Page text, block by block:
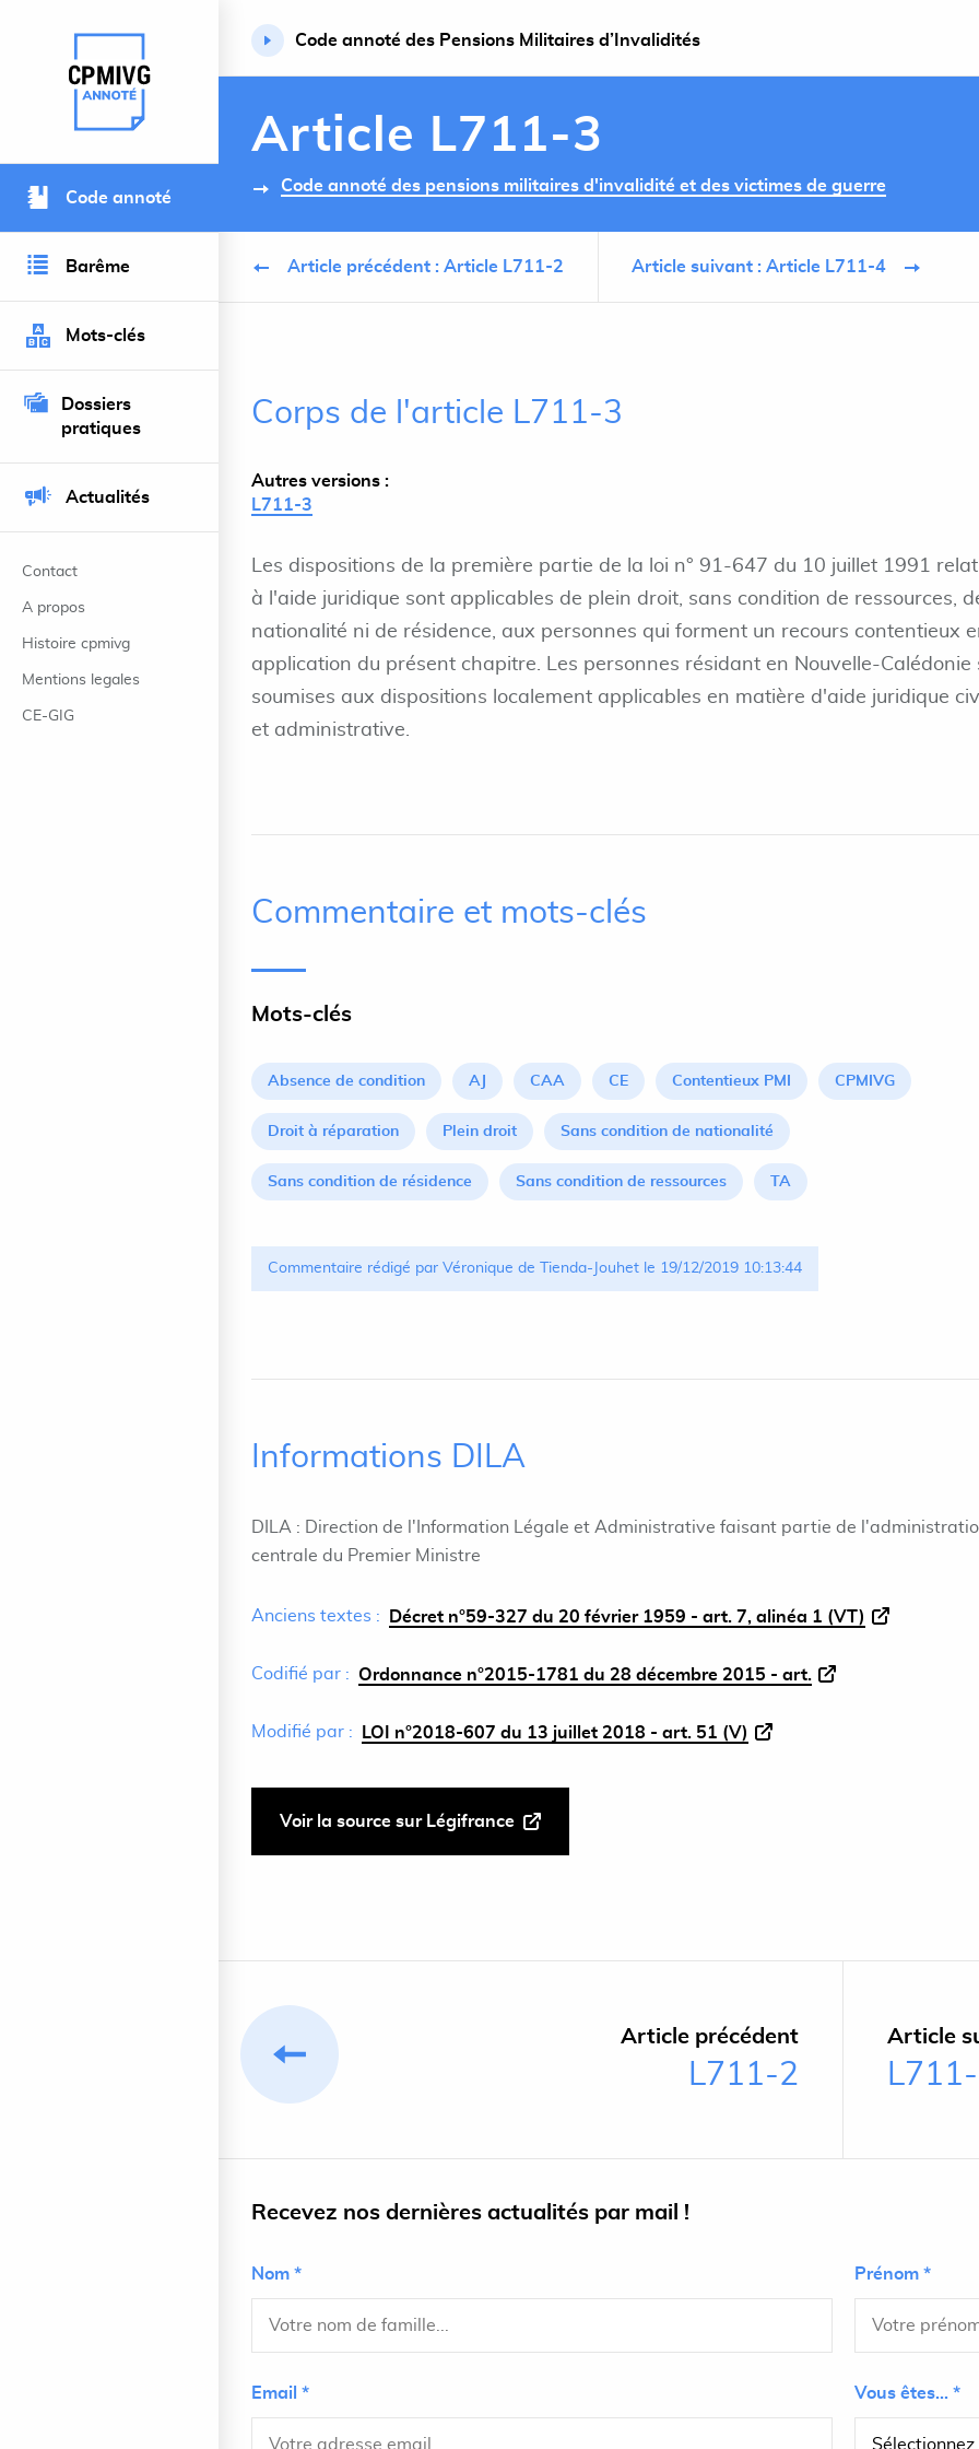
Retour à l’accueil du site
Code annoté
Barême
Mots-clés
Dossiers
pratiques
Actualités
Contact
A propos
Histoire cpmivg
Mentions legales
CE-GIG
Code annoté des Pensions Militaires d’Invalidités
Article L711-3
Code annoté des pensions militaires d'invalidité et des victimes de guerre
Article précédent : Article L711-2 Article suivant : Article L711-4
Corps de l'article L711-3
Autres versions :
L711-3
Les dispositions de la première partie de la loi n° 91-647 du 10 juillet 1991
à l'aide juridique sont applicables de plein droit, sans condition de ressources,
nationalité ni de résidence, aux personnes qui forment un recours contentieux
application du présent chapitre. Les personnes résidant en Nouvelle-Calédonie
soumises aux dispositions localement applicables en matière d'aide juridique
et administrative.
Commentaire et mots-clés
Mots-clés
Absence de condition AJ CAA CE Contentieux PMI CPMIVG
Droit à réparation Plein droit Sans condition de nationalité
Sans condition de résidence Sans condition de ressources TA
Commentaire rédigé par Véronique de Tienda-Jouhet le 19/12/2019 10:13:44
Informations DILA
DILA : Direction de l'Information Légale et Administrative faisant partie de
centrale du Premier Ministre
Anciens textes : Décret n°59-327 du 20 février 1959 - art. 7, alinéa 1 (VT)
Codifié par : Ordonnance n°2015-1781 du 28 décembre 2015 - art.
Modifié par : LOI n°2018-607 du 13 juillet 2018 - art. 51 (V)
Voir la source sur Légifrance
Article précédent
L711-2
Article
Recevez nos dernières actualités par mail !
Nom * Prénom *
Email * Vous êtes... *